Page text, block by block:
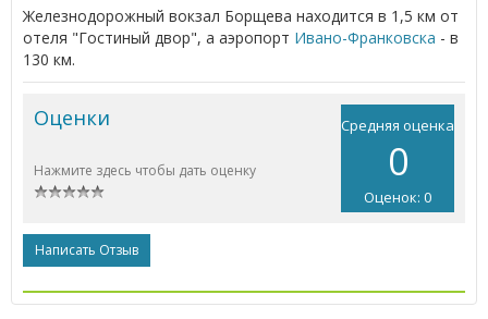
Железнодорожный вокзал Борщева находится в 1,5 км от
отеля "Гостиный двор", а аэропорт Ивано-Франковска - в
130 км.
Средняя оценка
0
Оценок: 0
Оценки
Нажмите здесь чтобы дать оценку
Написать Отзыв